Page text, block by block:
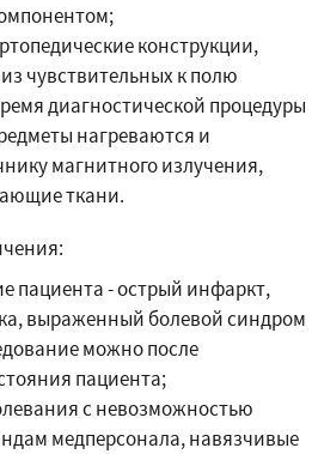
конструкции,
чувствительных к полю
диагностической процедуры
нагреваются и
магнитного излучения,
ткани.
пациента - острый инфаркт,
выраженный болевой синдром
можно после
пациента;
с невозможностью
медперсонала, навязчивые